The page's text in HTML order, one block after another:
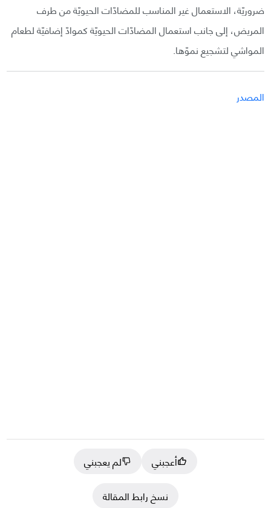
ضروريّة، الاستعمال غير المناسب للمضادّات الحيويّة من طرف
المريض، إلى جانب استعمال المضادّات الحيويّة كموادّ إضافيّة لطعام
المواشي لتشجيع نموّها.
المصدر
أعجبني
لم يعجبني
نسخ رابط المقالة